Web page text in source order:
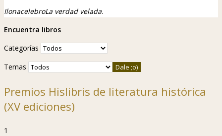
IlonacelebroLa verdad velada.
Encuentra libros
Categorías
Temas
Premios Hislibris de literatura histórica
(XV ediciones)
1